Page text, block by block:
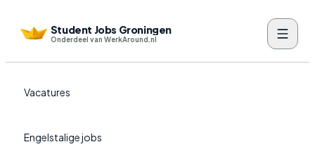
Student Jobs Groningen
Onderdeel van WerkAround.nl
Vacatures
Engelstalige jobs